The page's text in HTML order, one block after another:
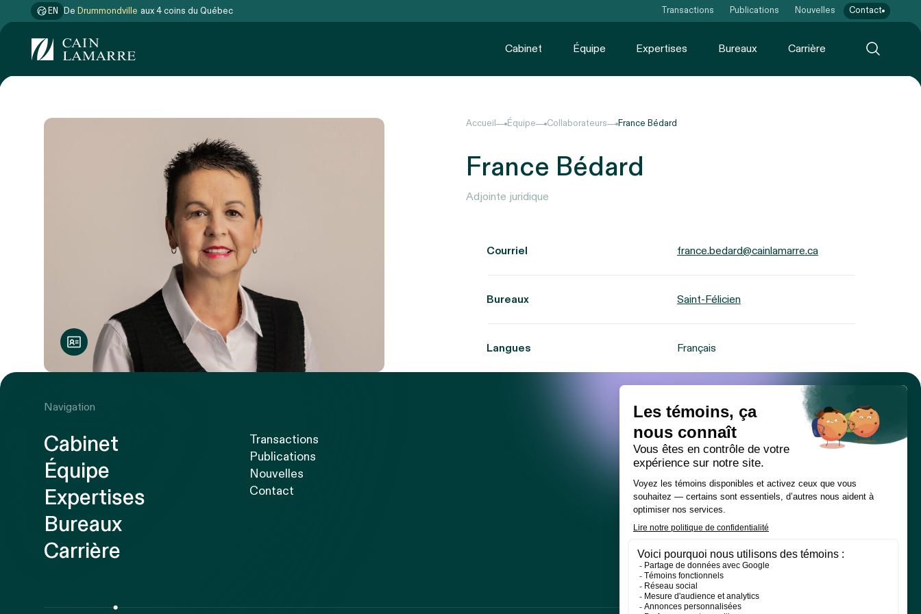
EN De Drummondvilleaux 4 coins du Québec Transactions Publications Nouvelles Contact
Cabinet Équipe Expertises Bureaux Carrière
Accueil Équipe Collaborateurs France Bédard
France Bédard
Adjointe juridique
Courriel france.bedard@cainlamarre.ca
Bureaux Saint-Félicien
Langues Français
Navigation
Cabinet
Équipe
Expertises
Bureaux
Carrière
Transactions
Publications
Nouvelles
Contact